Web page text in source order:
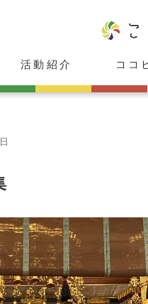
活動紹介
ココヒカスタジオ
cafeこころひかる
癒し庵「HIKARU」
レンタルスペース「心
ココヒカメンバー紹介
ココ
お知ら
メディ